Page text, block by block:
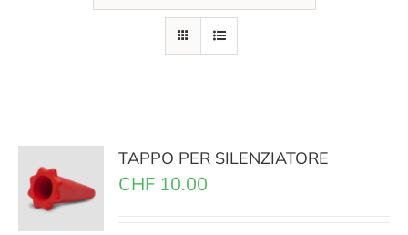
TAPPO PER SILENZIATORE
CHF 10.00